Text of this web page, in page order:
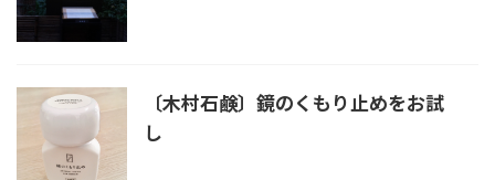
〔木村石鹸〕鏡のくもり止めをお試
し